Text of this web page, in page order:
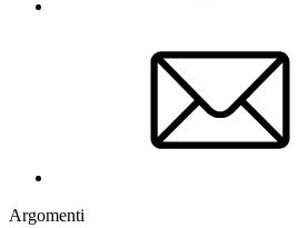
Argomenti